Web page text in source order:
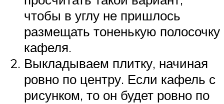
чтобы в углу не пришлось
размещать тоненькую полосочку
кафеля.
Выкладываем плитку, начиная
ровно по центру. Если кафель с
рисунком, то он будет ровно по